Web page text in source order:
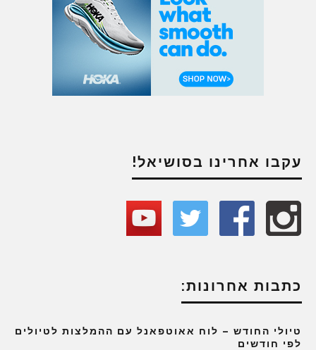
עקבו אחרינו בסושיאל!
כתבות אחרונות:
טיולי החודש – לוח אאוטפאנל עם ההמלצות לטיולים
לפי חודשים